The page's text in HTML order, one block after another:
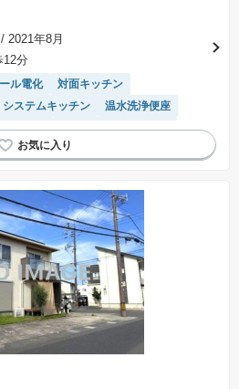
/ 2021年8月
12分
ル電化
対面キッチン
システムキッチン
温水洗浄便座
き浴室
IHクッキングヒーター